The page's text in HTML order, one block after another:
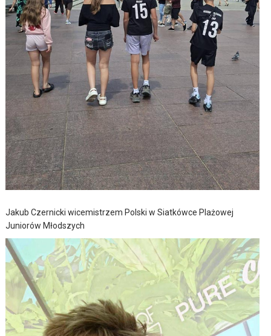
Jakub Czernicki wicemistrzem Polski w Siatkówce Plażowej
Juniorów Młodszych